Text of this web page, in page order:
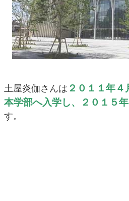
土屋炎伽さんは ２０１１年４
本学部へ入学し、２０１５
す。